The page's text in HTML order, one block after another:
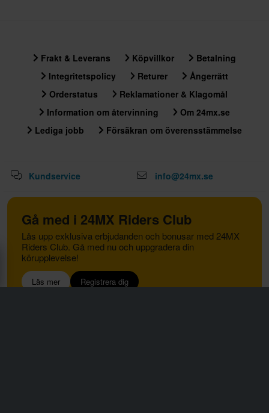
Frakt & Leverans Köpvillkor
Betalning
Integritetspolicy
Returer
Ångerrätt
Orderstatus
Reklamationer & Klagomål
Information om återvinning
Om 24mx.se
Lediga jobb
Försäkran om överensstämmelse
Kundservice info@24mx.se
Gå med i 24MX Riders Club
Lås upp exklusiva erbjudanden och bonusar med 24MX
Riders Club. Gå med nu och uppgradera din
körupplevelse!
Läs mer Registrera dig